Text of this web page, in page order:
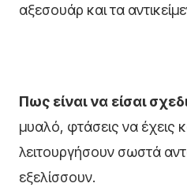
αξεσουάρ και τα
Πως είναι να είσαι
μυαλό, φτάσεις να έχεις
λειτουργήσουν σωστά
εξελίσσουν.